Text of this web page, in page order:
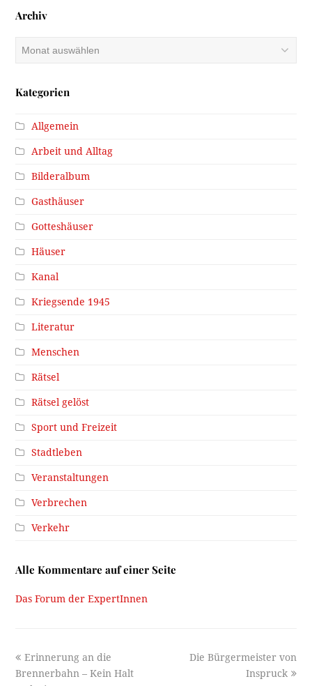
Archiv
Archiv
Kategorien
Allgemein
Arbeit und Alltag
Bilderalbum
Gasthäuser
Gotteshäuser
Häuser
Kanal
Kriegsende 1945
Literatur
Menschen
Rätsel
Rätsel gelöst
Sport und Freizeit
Stadtleben
Veranstaltungen
Verbrechen
Verkehr
Alle Kommentare auf einer Seite
Das Forum der ExpertInnen
previous
post:
Erinnerung an die
Brennerbahn – Kein Halt
next
Die Bürgermeister von
Inspruck